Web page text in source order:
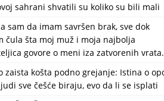
sahrani shvatili su koliko su bili mali
sam da imam savršen brak, sve dok
čula šta moj muž i moja najbolja
govore o meni iza zatvorenih vrata.
zaista košta podno grejanje: Istina o
sve češće biraju, evo da li se isplati